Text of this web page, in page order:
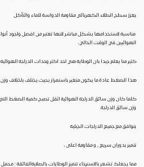
يعزز سطح الطلاء الكهربائي مقاومة الدواسة للماء والتآكل
مناسبة لاستخدامها بشكل مباشر لانها تعتبر من افضل واجود أنواع
الهوائيين في الوقت الحالي،
كثير منا يعلم جيدا بان الوطاية هي احد اكثر وحدات الدراجة
هذا الضغط عادة ما يكون متغير باستمرار بحيث يختلف باختلاف وزن
كلما كان وزن سائق الدراجة الهوائية اثقل تصبح كمية الضغط
وزن سائق الدراجة
يتوافق مع جميع الدراجات الجبلية
تتميز بدوران سريع , و مقاومة اعلى ،
مما يجعلك تشعر بالاسترخاء تتميز الوطايات بالصلابةالفائقة :